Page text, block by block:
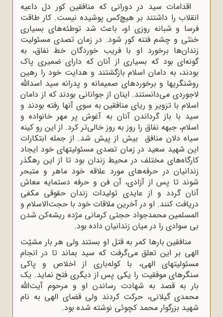
اقدامات سید در دورانى که منافقین کور دل داعیه
انقلاب را داشتند بر هیچ‌کس پوشیده نیست. کار طاقت
فرسا و شبانه روزى او، باعث شد توطئه‌های بسیاری
خنثى و چشم فتنه کور شود. در زمان تصدى مسئولیت
زندان‌ها برخورد او با فریب خوردگان خط نفاق، به
گونه‌اى بود که بسیارى از آنان که داراى ضمیرى پاک
بودند، به دامان اسلام بازگشتند و هدایت خود را رهین
روشنگریها و برخوردهاى صمیمانه و پدرانه سید اسداللّه‌
لاجوردى مى‌دانستند. اینان از جوانانى بودند که از دامان
اسلام با تزویر و ریای منافقین به سوی آنها رفته بودند و
سید با باز گرداندن آنان به آغوش پر مهر خانواده و
اسلام، جبهه نفاق را روز به روز خالى‌تر کرد. از این رو کینه
سیاه دلان منافق بیش از پیش شد. از جمله ابتکارات
این شهید سعید در زمان تصدى مسئولیتهاى خود ایجاد
کارگاه‌هاى مختلف در محیط زندان بود تا از این رهگذر
زندانیان در حرفه‌هاى مورد علاقه خود ماهر و متبحر
شوند تا پس از آزادى، آن فن و حرفه دستمایه معاش
آنان گردد و از عایدى تولیدات زندان حقوقى مکفى
دریافت کنند. او در آخرین ملاقات خود با حجت‌‌الاسلام و
المسلمین محمدجواد حجتى کرمانى مژده ریشه‌کن شدن
بى سوادى را در میان زندانیان داده بود.
منافقین بارها کمر به قتل او بستند ولى هر بار مشیّت
الهى بر این تعلق مى‌گرفت که سید بماند تا در انجام
مسئولیتهاى الهى، با کوله‌بارى از اخلاص و پاکى
سنگرهاى موفقیت را یکى پس از دیگرى فتح نماید. یک
بار به قصد به شهادت رساندن او و مرحوم آیت‌الله
محمدی گیلانی، حرکت کردند ولى قضای الهی به نام
شهید بزرگوار محمد کچوئى نوشته شده بود.